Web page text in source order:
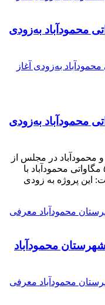
۵۰۰ مگاواتی محمودآباد به‌زودی
۵۰۰ مگاواتی محمودآباد به‌زودی
و محمودآباد در مجلس از
آغاز اجرای فاز نخست نیروگاه ۵۰۰ مگاواتی محمودآباد با
و گفت: این پروژه به زودی
محمودآباد